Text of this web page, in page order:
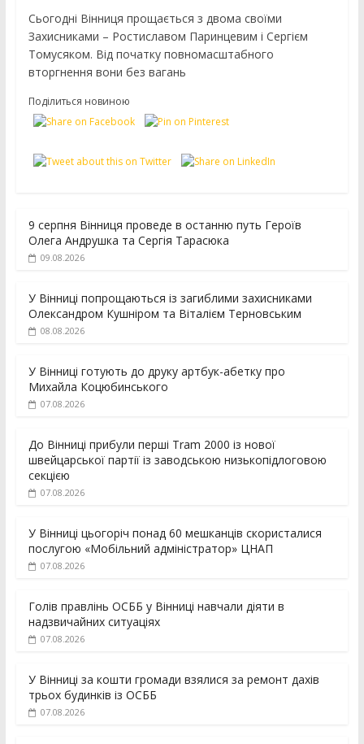
Сьогодні Вінниця прощається з двома своїми
Захисниками – Ростиславом Паринцевим і Сергієм
Томусяком. Від початку повномасштабного
вторгнення вони без вагань
Поділиться новиною
9 серпня Вінниця проведе в останню путь Героїв
Олега Андрушка та Сергія Тарасюка
09.08.2026
У Вінниці попрощаються із загиблими захисниками
Олександром Кушніром та Віталієм Терновським
08.08.2026
У Вінниці готують до друку артбук-абетку про
Михайла Коцюбинського
07.08.2026
До Вінниці прибули перші Tram 2000 із нової
швейцарської партії із заводською низькопідлоговою
секцією
07.08.2026
У Вінниці цьогоріч понад 60 мешканців скористалися
послугою «Мобільний адміністратор» ЦНАП
07.08.2026
Голів правлінь ОСББ у Вінниці навчали діяти в
надзвичайних ситуаціях
07.08.2026
У Вінниці за кошти громади взялися за ремонт дахів
трьох будинків із ОСББ
07.08.2026